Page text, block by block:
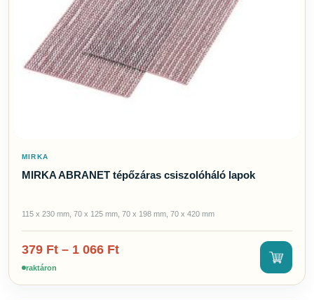
MIRKA
MIRKA ABRANET tépőzáras csiszolóháló lapok
115 x 230 mm, 70 x 125 mm, 70 x 198 mm, 70 x 420 mm
379 Ft – 1 066 Ft
raktáron